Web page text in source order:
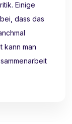
Einige
dass das
kann man